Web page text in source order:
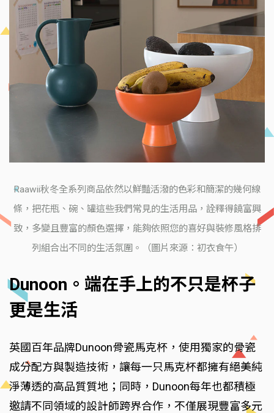
Raawii秋冬全系列商品依然以鮮豔活潑的色彩和簡潔的幾何線
條，把花瓶、碗、罐這些我們常見的生活用品，詮釋得饒富興
致，多變且豐富的顏色選擇，能夠依照您的喜好與裝修風格排
列組合出不同的生活氛圍。（圖片來源：初衣食午）
Dunoon。端在手上的不只是杯子
更是生活
英國百年品牌Dunoon骨瓷馬克杯，使用獨家的骨瓷
成分配方與製造技術，讓每一只馬克杯都擁有絕美純
淨薄透的高品質質地；同時，Dunoon每年也都積極
邀請不同領域的設計師跨界合作，不僅展現豐富多元